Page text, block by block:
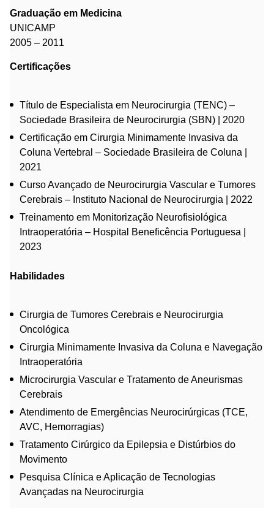
Graduação em Medicina
UNICAMP
2005 – 2011
Certificações
Título de Especialista em Neurocirurgia (TENC) –
Sociedade Brasileira de Neurocirurgia (SBN) | 2020
Certificação em Cirurgia Minimamente Invasiva da
Coluna Vertebral – Sociedade Brasileira de Coluna |
2021
Curso Avançado de Neurocirurgia Vascular e Tumores
Cerebrais – Instituto Nacional de Neurocirurgia | 2022
Treinamento em Monitorização Neurofisiológica
Intraoperatória – Hospital Beneficência Portuguesa |
2023
Habilidades
Cirurgia de Tumores Cerebrais e Neurocirurgia
Oncológica
Cirurgia Minimamente Invasiva da Coluna e Navegação
Intraoperatória
Microcirurgia Vascular e Tratamento de Aneurismas
Cerebrais
Atendimento de Emergências Neurocirúrgicas (TCE,
AVC, Hemorragias)
Tratamento Cirúrgico da Epilepsia e Distúrbios do
Movimento
Pesquisa Clínica e Aplicação de Tecnologias
Avançadas na Neurocirurgia